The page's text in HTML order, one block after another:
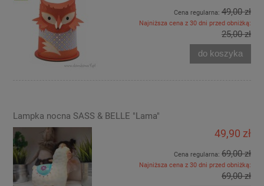
Cena regularna: 49,00 zł
Najniższa cena z 30 dni przed obniżką:
25,00 zł
do koszyka
Lampka nocna SASS & BELLE "Lama"
49,90 zł
Cena regularna: 69,00 zł
Najniższa cena z 30 dni przed obniżką:
69,00 zł